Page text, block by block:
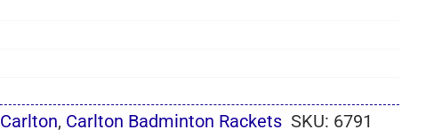
Carlton, Carlton Badminton Rackets SKU: 6791